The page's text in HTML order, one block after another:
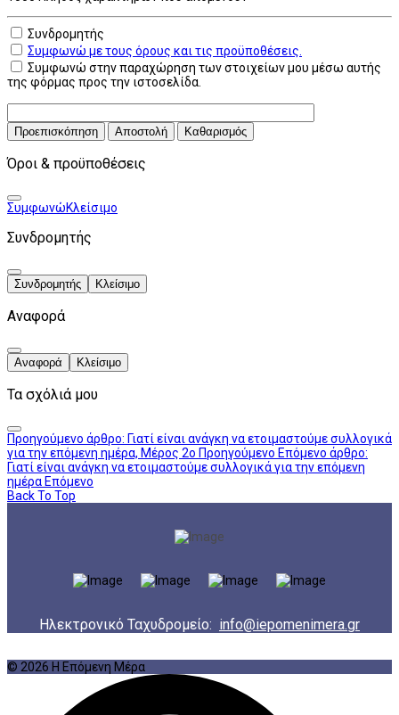
Συνδρομητής
Συμφωνώ με τους όρους και τις προϋποθέσεις.
Συμφωνώ στην παραχώρηση των στοιχείων μου μέσω αυτής
της φόρμας προς την ιστοσελίδα.
Προεπισκόπηση Αποστολή Καθαρισμός
Όροι & προϋποθέσεις
ΣυμφωνώΚλείσιμο
Συνδρομητής
Συνδρομητής Κλείσιμο
Αναφορά
Αναφορά Κλείσιμο
Τα σχόλιά μου
Προηγούμενο άρθρο: Γιατί είναι ανάγκη να ετοιμαστούμε συλλογικά
για την επόμενη ημέρα, Μέρος 2ο Προηγούμενο Επόμενο άρθρο:
Γιατί είναι ανάγκη να ετοιμαστούμε συλλογικά για την επόμενη
ημέρα Επόμενο
Back To Top
Ηλεκτρονικό Ταχυδρομείο: info@iepomenimera.gr
© 2026 Η Επόμενη Μέρα